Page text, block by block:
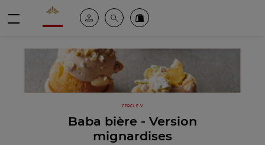
Valrhona - Imaginons le meilleur du chocolat
Espace clientRechercheCommandez en ligne
CERCLE V
Baba bière - Version
mignardises